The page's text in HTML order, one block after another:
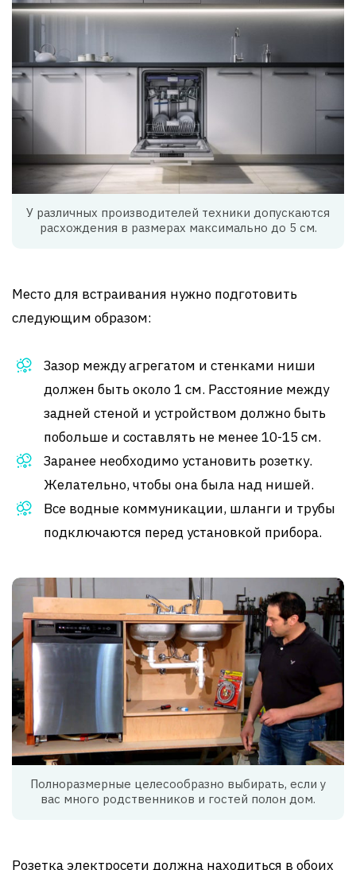
У различных производителей техники допускаются
расхождения в размерах максимально до 5 см.
Место для встраивания нужно подготовить
следующим образом:
Зазор между агрегатом и стенками ниши
должен быть около 1 см. Расстояние между
задней стеной и устройством должно быть
побольше и составлять не менее 10-15 см.
Заранее необходимо установить розетку.
Желательно, чтобы она была над нишей.
Все водные коммуникации, шланги и трубы
подключаются перед установкой прибора.
Полноразмерные целесообразно выбирать, если у
вас много родственников и гостей полон дом.
Розетка электросети должна находиться в обоих